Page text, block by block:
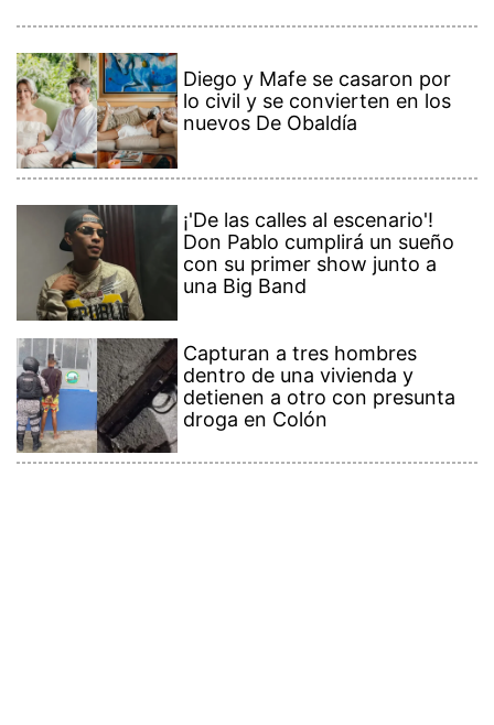
Diego y Mafe se casaron por
lo civil y se convierten en los
nuevos De Obaldía
¡'De las calles al escenario'!
Don Pablo cumplirá un sueño
con su primer show junto a
una Big Band
Capturan a tres hombres
dentro de una vivienda y
detienen a otro con presunta
droga en Colón